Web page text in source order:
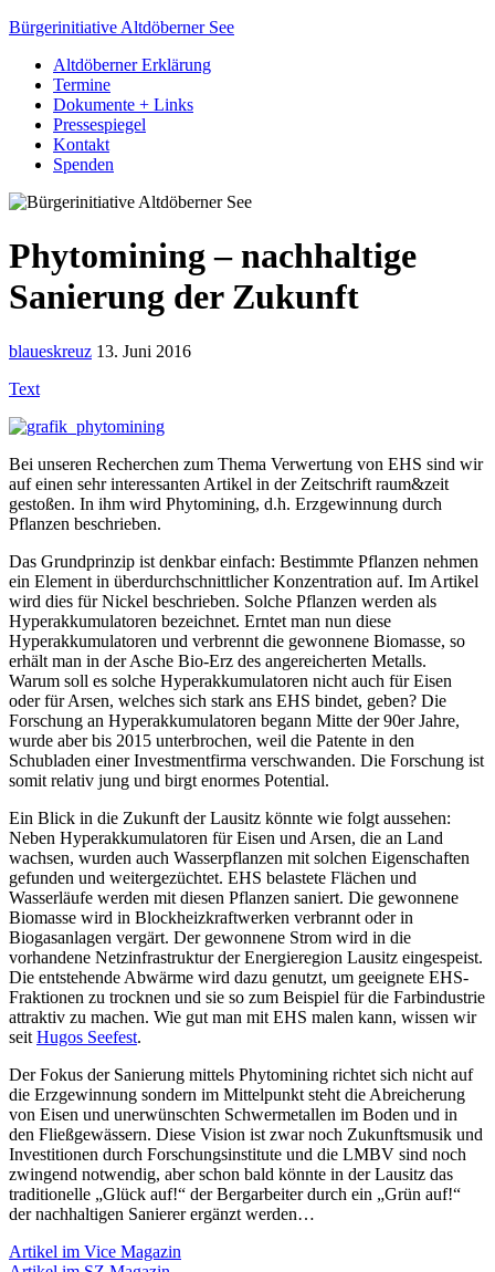
Bürgerinitiative Altdöberner See
Altdöberner Erklärung
Termine
Dokumente + Links
Pressespiegel
Kontakt
Spenden
Phytomining – nachhaltige
Sanierung der Zukunft
blaueskreuz 13. Juni 2016
Text
Bei unseren Recherchen zum Thema Verwertung von EHS sind wir
auf einen sehr interessanten Artikel in der Zeitschrift raum&zeit
gestoßen. In ihm wird Phytomining, d.h. Erzgewinnung durch
Pflanzen beschrieben.
Das Grundprinzip ist denkbar einfach: Bestimmte Pflanzen nehmen
ein Element in überdurchschnittlicher Konzentration auf. Im Artikel
wird dies für Nickel beschrieben. Solche Pflanzen werden als
Hyperakkumulatoren bezeichnet. Erntet man nun diese
Hyperakkumulatoren und verbrennt die gewonnene Biomasse, so
erhält man in der Asche Bio-Erz des angereicherten Metalls.
Warum soll es solche Hyperakkumulatoren nicht auch für Eisen
oder für Arsen, welches sich stark ans EHS bindet, geben? Die
Forschung an Hyperakkumulatoren begann Mitte der 90er Jahre,
wurde aber bis 2015 unterbrochen, weil die Patente in den
Schubladen einer Investmentfirma verschwanden. Die Forschung ist
somit relativ jung und birgt enormes Potential.
Ein Blick in die Zukunft der Lausitz könnte wie folgt aussehen:
Neben Hyperakkumulatoren für Eisen und Arsen, die an Land
wachsen, wurden auch Wasserpflanzen mit solchen Eigenschaften
gefunden und weitergezüchtet. EHS belastete Flächen und
Wasserläufe werden mit diesen Pflanzen saniert. Die gewonnene
Biomasse wird in Blockheizkraftwerken verbrannt oder in
Biogasanlagen vergärt. Der gewonnene Strom wird in die
vorhandene Netzinfrastruktur der Energieregion Lausitz eingespeist.
Die entstehende Abwärme wird dazu genutzt, um geeignete EHS-
Fraktionen zu trocknen und sie so zum Beispiel für die Farbindustrie
attraktiv zu machen. Wie gut man mit EHS malen kann, wissen wir
seit Hugos Seefest.
Der Fokus der Sanierung mittels Phytomining richtet sich nicht auf
die Erzgewinnung sondern im Mittelpunkt steht die Abreicherung
von Eisen und unerwünschten Schwermetallen im Boden und in
den Fließgewässern. Diese Vision ist zwar noch Zukunftsmusik und
Investitionen durch Forschungsinstitute und die LMBV sind noch
zwingend notwendig, aber schon bald könnte in der Lausitz das
traditionelle „Glück auf!“ der Bergarbeiter durch ein „Grün auf!“
der nachhaltigen Sanierer ergänzt werden…
Artikel im Vice Magazin